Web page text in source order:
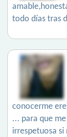
todo días tras
conocerme
... para que
irrespetuosa